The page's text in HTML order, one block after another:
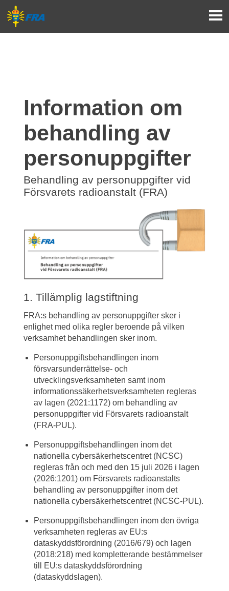
Information om
behandling av
person­uppgifter
Behandling av personuppgifter vid
Försvarets radioanstalt (FRA)
1. Tillämplig lagstiftning
FRA:s behandling av personuppgifter sker i
enlighet med olika regler beroende på vilken
verksamhet behandlingen sker inom.
Personuppgiftsbehandlingen inom
försvarsunderrättelse- och
utvecklingsverksamheten samt inom
informations­säkerhets­verksamheten regleras
av lagen (2021:1172) om behandling av
personuppgifter vid Försvarets radioanstalt
(FRA-PUL).
Personuppgiftsbehandlingen inom det
nationella cybersäkerhetscentret (NCSC)
regleras från och med den 15 juli 2026 i lagen
(2026:1201) om Försvarets radioanstalts
behandling av personuppgifter inom det
nationella cybersäkerhetscentret (NCSC-PUL).
Personuppgiftsbehandlingen inom den övriga
verksamheten regleras av EU:s
dataskyddsförordning (2016/679) och lagen
(2018:218) med kompletterande bestämmelser
till EU:s dataskyddsförordning
(dataskyddslagen).